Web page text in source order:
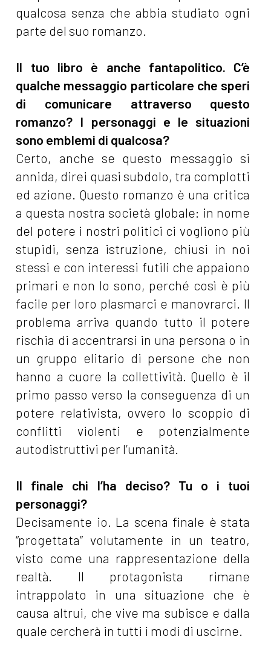
qualcosa senza che abbia studiato ogni
parte del suo romanzo.
Il tuo libro è anche fantapolitico. C’è
qualche messaggio particolare che speri
di comunicare attraverso questo
romanzo? I personaggi e le situazioni
sono emblemi di qualcosa?
Certo, anche se questo messaggio si
annida, direi quasi subdolo, tra complotti
ed azione. Questo romanzo è una critica
a questa nostra società globale: in nome
del potere i nostri politici ci vogliono più
stupidi, senza istruzione, chiusi in noi
stessi e con interessi futili che appaiono
primari e non lo sono, perché così è più
facile per loro plasmarci e manovrarci. Il
problema arriva quando tutto il potere
rischia di accentrarsi in una persona o in
un gruppo elitario di persone che non
hanno a cuore la collettività. Quello è il
primo passo verso la conseguenza di un
potere relativista, ovvero lo scoppio di
conflitti violenti e potenzialmente
autodistruttivi per l’umanità.
Il finale chi l’ha deciso? Tu o i tuoi
personaggi?
Decisamente io. La scena finale è stata
“progettata” volutamente in un teatro,
visto come una rappresentazione della
realtà. Il protagonista rimane
intrappolato in una situazione che è
causa altrui, che vive ma subisce e dalla
quale cercherà in tutti i modi di uscirne.